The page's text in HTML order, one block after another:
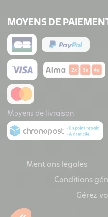
MOYENS DE
Moyens de livraison
Mentions légales
Conditions
Gérez